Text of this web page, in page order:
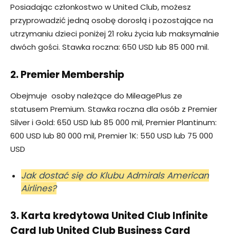
Posiadając członkostwo w United Club, możesz
przyprowadzić jedną osobę dorosłą i pozostające na
utrzymaniu dzieci poniżej 21 roku życia lub maksymalnie
dwóch gości. Stawka roczna: 650 USD lub 85 000 mil.
2. Premier Membership
Obejmuje osoby należące do MileagePlus ze
statusem Premium. Stawka roczna dla osób z Premier
Silver i Gold: 650 USD lub 85 000 mil, Premier Plantinum:
600 USD lub 80 000 mil, Premier 1K: 550 USD lub 75 000
USD
Jak dostać się do Klubu Admirals American
Airlines?
3. Karta kredytowa United Club Infinite
Card lub United Club Business Card